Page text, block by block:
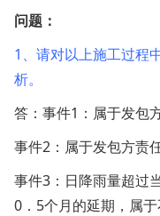
问题：
1、请对以上施工过程
析。
答：事件1：属于发包方
事件2：属于发包方责任
事件3：日降雨量超过
0．5个月的延期，属